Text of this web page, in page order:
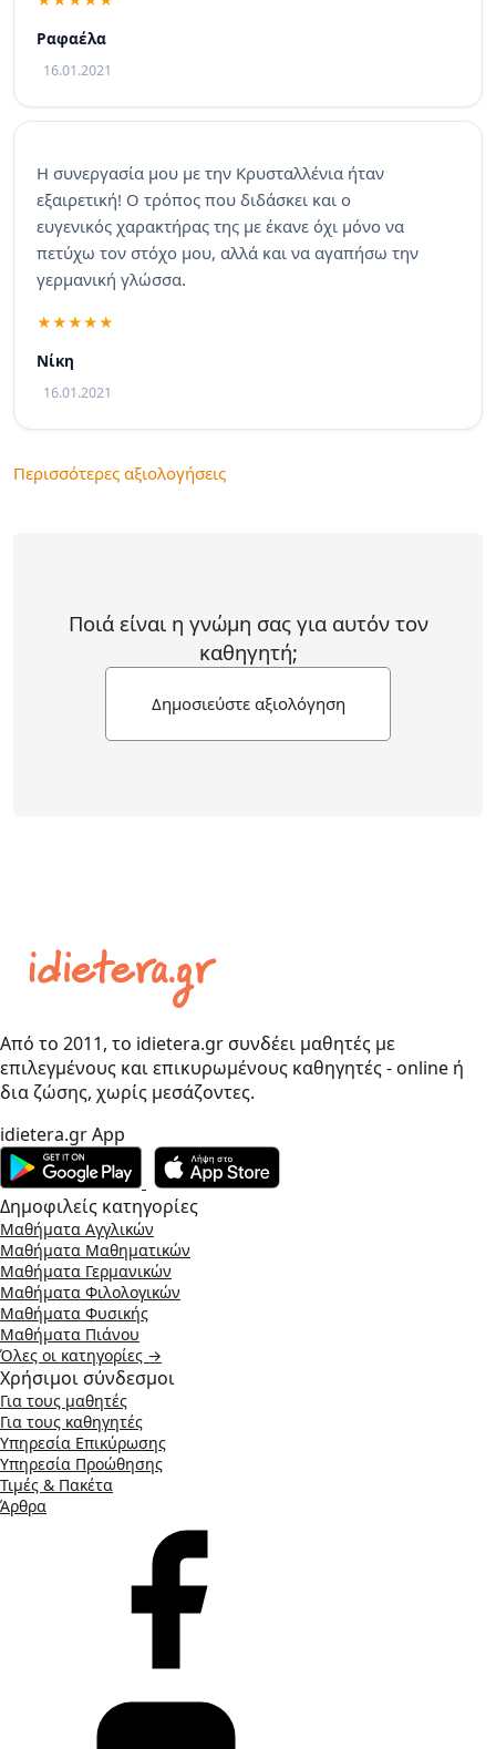
Ραφαέλα
16.01.2021
Η συνεργασία μου με την Κρυσταλλένια ήταν
εξαιρετική! Ο τρόπος που διδάσκει και ο
ευγενικός χαρακτήρας της με έκανε όχι μόνο να
πετύχω τον στόχο μου, αλλά και να αγαπήσω την
γερμανική γλώσσα.
Νίκη
16.01.2021
Περισσότερες αξιολογήσεις
Ποιά είναι η γνώμη σας για αυτόν τον
καθηγητή;
Δημοσιεύστε αξιολόγηση
Από το 2011, το idietera.gr συνδέει μαθητές με
επιλεγμένους και επικυρωμένους καθηγητές - online ή
δια ζώσης, χωρίς μεσάζοντες.
idietera.gr App
Δημοφιλείς κατηγορίες
Μαθήματα Αγγλικών
Μαθήματα Μαθηματικών
Μαθήματα Γερμανικών
Μαθήματα Φιλολογικών
Μαθήματα Φυσικής
Μαθήματα Πιάνου
Όλες οι κατηγορίες →
Χρήσιμοι σύνδεσμοι
Για τους μαθητές
Για τους καθηγητές
Υπηρεσία Επικύρωσης
Υπηρεσία Προώθησης
Τιμές & Πακέτα
Άρθρα